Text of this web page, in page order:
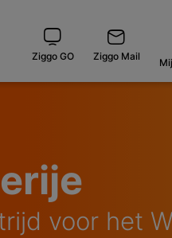
Ziggo GO Ziggo Mail
voor het